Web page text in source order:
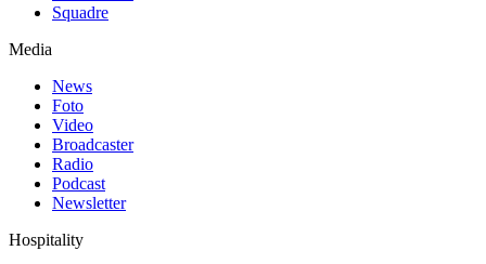
Squadre
Media
News
Foto
Video
Broadcaster
Radio
Podcast
Newsletter
Hospitality